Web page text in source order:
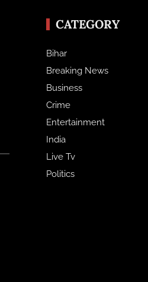
CATEGORY
Bihar
Breaking News
Business
Crime
Entertainment
India
Live Tv
Politics